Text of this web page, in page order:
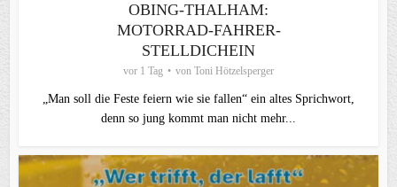
OBING-THALHAM:
MOTORRAD-FAHRER-
STELLDICHEIN
vor 1 Tag von Toni Hötzelsperger
„Man soll die Feste feiern wie sie fallen“ ein altes Sprichwort,
denn so jung kommt man nicht mehr...